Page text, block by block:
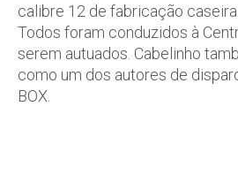
calibre 12 de fabricação caseira.
Todos foram conduzidos à
serem autuados. Cabelinho
como um dos autores de
BOX.